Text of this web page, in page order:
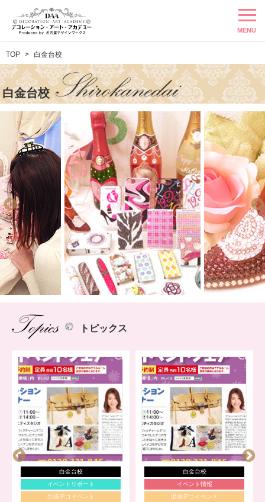
MENU
TOP 白金台校
白金台校
トピックス
白金台校
イベントリポート
出張デコイベント
白金台校
イベント情報
出張デコイベント